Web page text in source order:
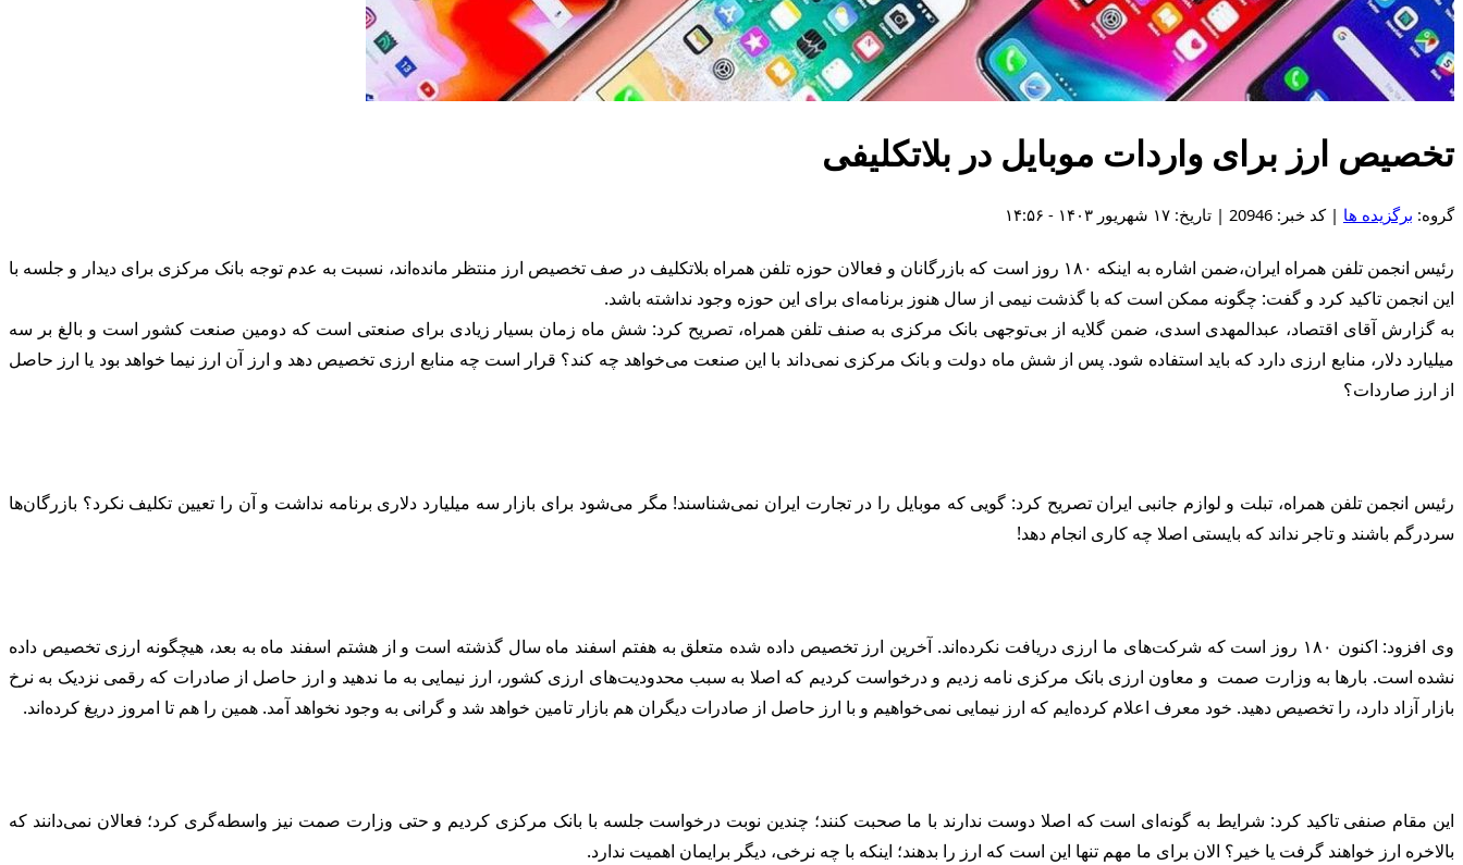
تخصیص ارز برای واردات موبایل در بلاتکلیفی
گروه: برگزیده ها | کد خبر: 20946 | تاریخ: ۱۷ شهریور ۱۴۰۳ - ۱۴:۵۶
رئیس انجمن تلفن همراه ایران،ضمن اشاره به اینکه ۱۸۰ روز است که بازرگانان و فعالان حوزه تلفن همراه بلاتکلیف در صف‌ تخصیص ارز منتظر مانده‌اند، نسبت به عدم توجه بانک مرکزی برای دیدار و جلسه با
این انجمن تاکید کرد و گفت: چگونه ممکن است که با گذشت نیمی از سال هنوز برنامه‌ای برای این حوزه وجود نداشته باشد.
به گزارش آقای اقتصاد، عبدالمهدی اسدی، ضمن گلایه از بی‌توجهی بانک مرکزی به صنف تلفن همراه، تصریح کرد: شش ماه زمان بسیار زیادی برای صنعتی است که دومین صنعت کشور است و بالغ بر سه
میلیارد دلار، منابع ارزی دارد که باید استفاده شود. پس از شش ماه دولت و بانک مرکزی نمی‌داند با این صنعت می‌خواهد چه کند؟ قرار است چه منابع ارزی تخصیص دهد و ارز آن ارز نیما خواهد بود یا ارز حاصل
از ارز صاردات؟
رئیس انجمن تلفن همراه، تبلت و لوازم جانبی ایران تصریح کرد: گویی که موبایل را در تجارت ایران نمی‌شناسند! مگر می‌شود برای بازار سه میلیارد دلاری برنامه نداشت و آن را تعیین تکلیف نکرد؟ بازرگان‌ها
سردرگم باشند و تاجر نداند که بایستی اصلا چه کاری انجام دهد!
وی افزود: اکنون ۱۸۰ روز است که شرکت‌های ما ارزی دریافت نکرده‌اند. آخرین ارز تخصیص داده شده متعلق به هفتم اسفند ماه سال گذشته است و از هشتم اسفند ماه به بعد، هیچگونه ارزی تخصیص داده
نشده است. بارها به وزارت صمت و معاون ارزی بانک مرکزی نامه زدیم و درخواست کردیم که اصلا به سبب محدودیت‌های ارزی کشور، ارز نیمایی به ما ندهید و ارز حاصل از صادرات که رقمی نزدیک به نرخ
بازار آزاد دارد، را تخصیص دهید. خود معرف اعلام کرده‌ایم که ارز نیمایی نمی‌خواهیم و با ارز حاصل از صادرات دیگران هم بازار تامین خواهد شد و گرانی به وجود نخواهد آمد. همین را هم تا امروز دریغ کرده‌اند.
این مقام صنفی تاکید کرد: شرایط به گونه‌ای است که اصلا دوست ندارند با ما صحبت کنند؛ چندین نوبت درخواست جلسه با بانک مرکزی کردیم و حتی وزارت صمت نیز واسطه‌گری کرد؛ فعالان نمی‌دانند که
بالاخره ارز خواهند گرفت یا خیر؟ الان برای ما مهم تنها این است که ارز را بدهند؛ اینکه با چه نرخی، دیگر برایمان اهمیت ندارد.